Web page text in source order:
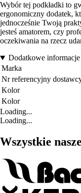
Wybór tej podkładki to
ergonomiczny dodatek,
jednocześnie Twoją
jesteś amatorem, czy
oczekiwania na rzecz
Dodatkowe informacje
Marka
Nr referencyjny
Kolor
Kolor
Loading...
Loading...
Wszystkie